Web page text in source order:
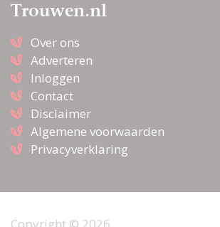
Trouwen.nl
Over ons
Adverteren
Inloggen
Contact
Disclaimer
Algemene voorwaarden
Privacyverklaring
Copyright © 2026